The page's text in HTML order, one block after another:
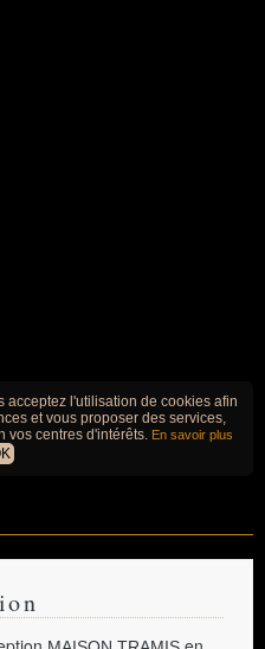
acceptez l'utilisation de cookies afin
et vous proposer des services,
vos centres d'intérêts. En savoir plus